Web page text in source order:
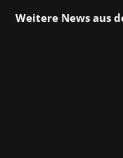
Weitere News aus